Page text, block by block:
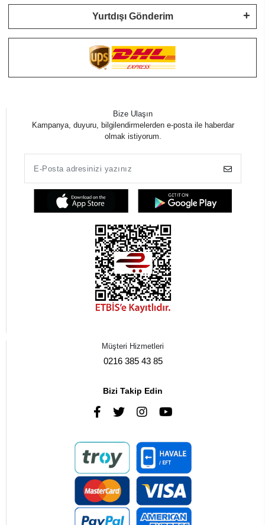
Yurtdışı Gönderim
Bize Ulaşın
Kampanya, duyuru, bilgilendirmelerden e-posta ile haberdar
olmak istiyorum.
Müşteri Hizmetleri
0216 385 43 85
Bizi Takip Edin